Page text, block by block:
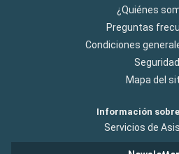
¿Quiénes
Preguntas
Condiciones
Seguridad
Mapa del
Información
Servicios de